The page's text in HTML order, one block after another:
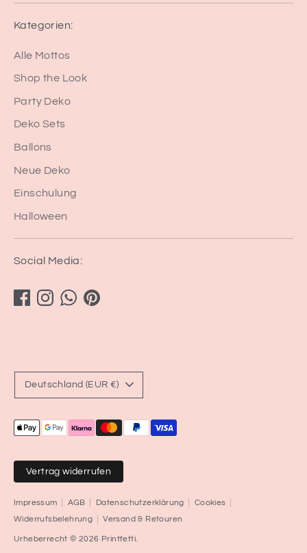
Kategorien:
Alle Mottos
Shop the Look
Party Deko
Deko Sets
Ballons
Neue Deko
Einschulung
Halloween
Social Media:
Vertrag widerrufen
Impressum AGB Datenschutzerklärung
Cookies
Widerrufsbelehrung
Versand & Retouren
Urheberrecht © 2026 Printfetti
Währung
Deutschland (EUR €)
Akzeptierte